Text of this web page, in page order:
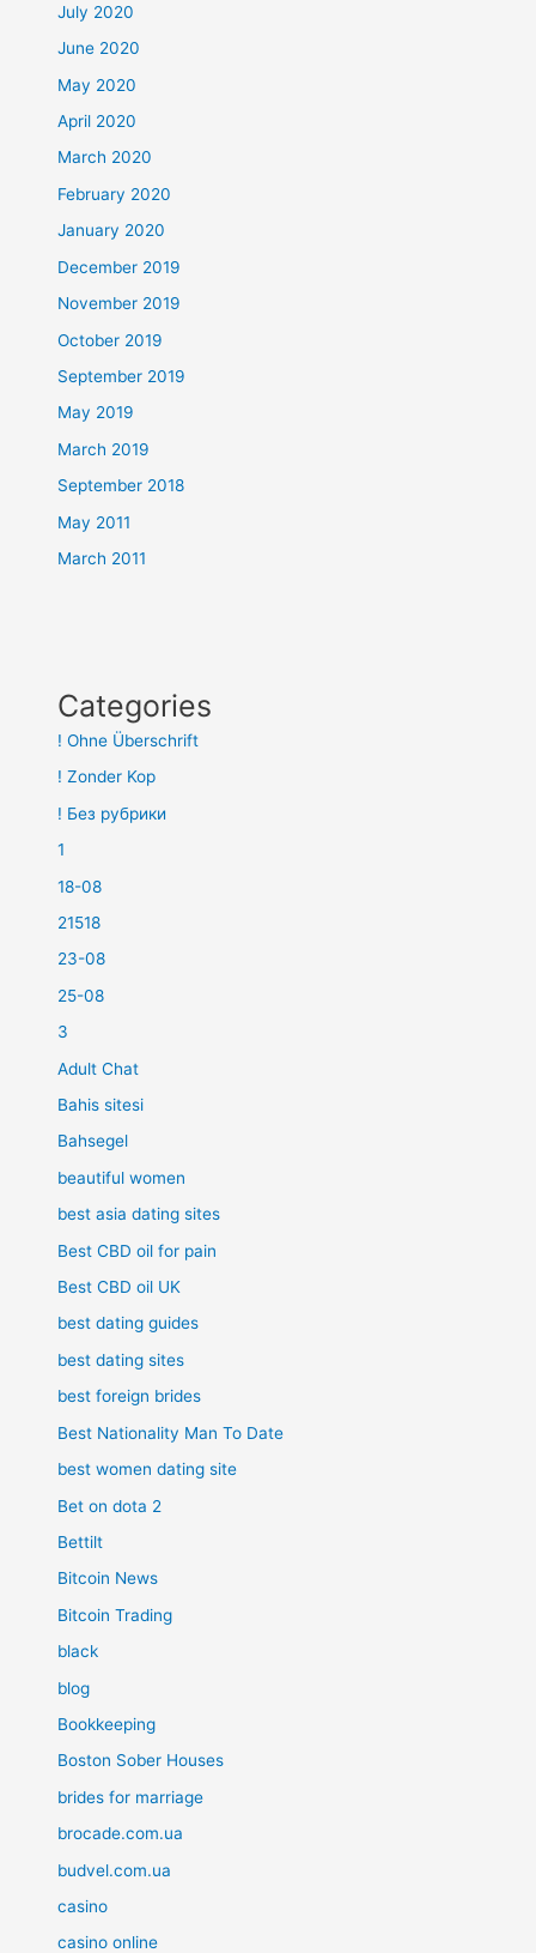
July 2020
June 2020
May 2020
April 2020
March 2020
February 2020
January 2020
December 2019
November 2019
October 2019
September 2019
May 2019
March 2019
September 2018
May 2011
March 2011
Categories
! Ohne Überschrift
! Zonder Kop
! Без рубрики
1
18-08
21518
23-08
25-08
3
Adult Chat
Bahis sitesi
Bahsegel
beautiful women
best asia dating sites
Best CBD oil for pain
Best CBD oil UK
best dating guides
best dating sites
best foreign brides
Best Nationality Man To Date
best women dating site
Bet on dota 2
Bettilt
Bitcoin News
Bitcoin Trading
black
blog
Bookkeeping
Boston Sober Houses
brides for marriage
brocade.com.ua
budvel.com.ua
casino
casino online